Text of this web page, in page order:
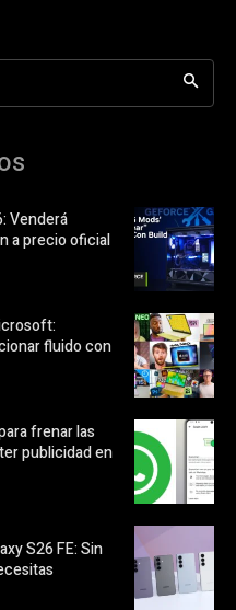
Venderá
a precio oficial
fluido con
frenar las
publicidad en
S26 FE: Sin